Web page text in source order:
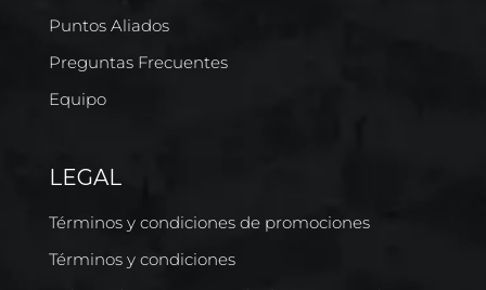
Puntos Aliados
Preguntas Frecuentes
Equipo
LEGAL
Términos y condiciones de promociones
Términos y condiciones